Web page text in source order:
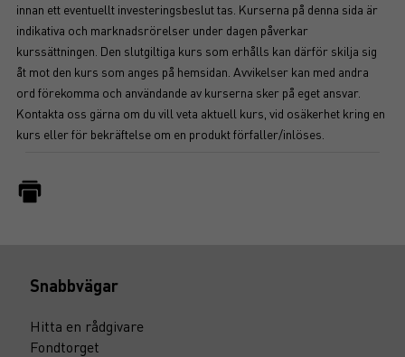
innan ett eventuellt investeringsbeslut tas. Kurserna på denna sida är
indikativa och marknadsrörelser under dagen påverkar
kurssättningen. Den slutgiltiga kurs som erhålls kan därför skilja sig
åt mot den kurs som anges på hemsidan. Avvikelser kan med andra
ord förekomma och användande av kurserna sker på eget ansvar.
Kontakta oss gärna om du vill veta aktuell kurs, vid osäkerhet kring en
kurs eller för bekräftelse om en produkt förfaller/inlöses.
Snabbvägar
Hitta en rådgivare
Fondtorget